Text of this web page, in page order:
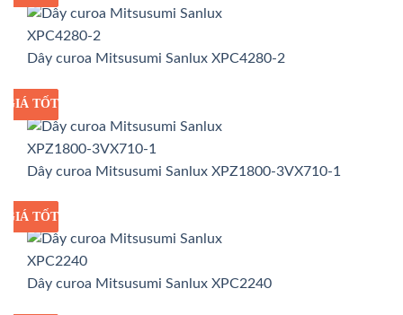
Dây curoa Mitsusumi Sanlux XPC4280-2
GIÁ SỈ
GIÁ TỐT
Dây curoa Mitsusumi Sanlux XPZ1800-3VX710-1
GIÁ SỈ
GIÁ TỐT
Dây curoa Mitsusumi Sanlux XPC2240